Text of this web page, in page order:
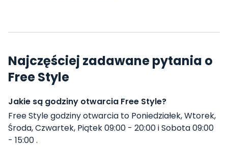
Najczęściej zadawane pytania o
Free Style
Jakie są godziny otwarcia Free Style?
Free Style godziny otwarcia to Poniedziałek, Wtorek,
Środa, Czwartek, Piątek 09:00 - 20:00 i Sobota 09:00
- 15:00 .